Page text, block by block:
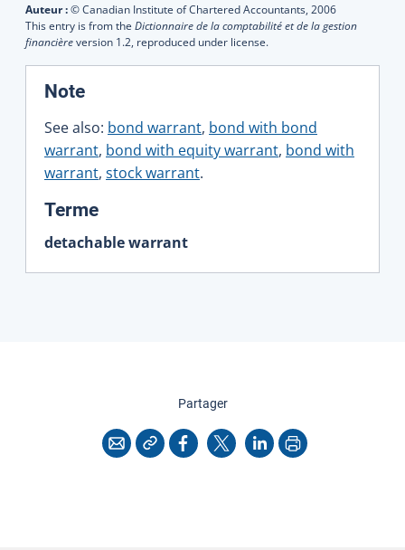
Auteur :© Canadian Institute of Chartered Accountants, 2006
This entry is from the Dictionnaire de la comptabilité et de la gestion
financièreversion 1.2, reproduced under license.
Note:
See also: bond warrant, bond with bond
warrant, bond with equity warrant, bond with
warrant, stock warrant.
Terme:
detachable warrant
Partagercette page
CourrielCopier l'adresse
Facebook
X LinkedInImprimer